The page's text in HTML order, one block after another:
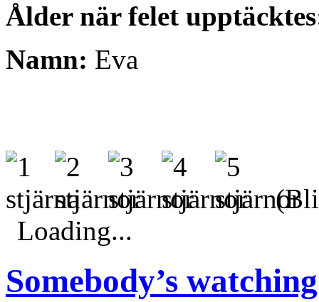
Ålder när felet
Namn: Eva
(Bli
Loading...
Somebody’s